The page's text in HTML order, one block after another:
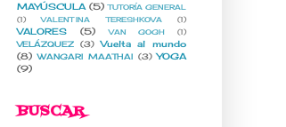
MAYÚSCULA (5) TUTORÍA GENERAL
(1)
VALENTINA TERESHKOVA (1)
VALORES (5) VAN GOGH (1)
VELÁZQUEZ (3)
Vuelta al mundo
(8) WANGARI MAATHAI (3) YOGA
(9)
BUSCAR